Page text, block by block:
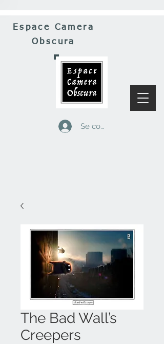
Espace Camera
Obscura
Se connecter
The Bad Wall’s
Creepers